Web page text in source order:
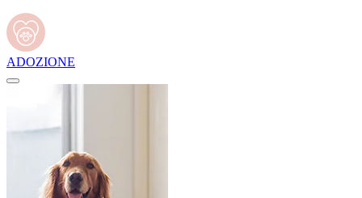
ADOZIONE